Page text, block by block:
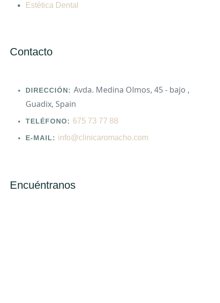
Estética Dental
Contacto
DIRECCIÓN: Avda. Medina Olmos, 45 - bajo ,
Guadix, Spain
TELÉFONO: 675 73 77 88
E-MAIL: info@clinicaromacho.com
Encuéntranos